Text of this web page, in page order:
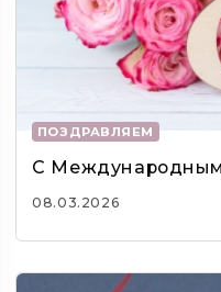
ПОЗДРАВЛЯЕМ
С
08.03.2026